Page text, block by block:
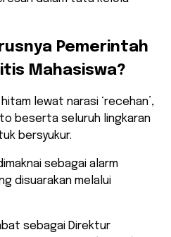
Pemerintah
Mahasiswa?
lewat narasi ‘recehan’,
beserta seluruh lingkaran
bersyukur.
sebagai alarm
disuarakan melalui
sebagai Direktur